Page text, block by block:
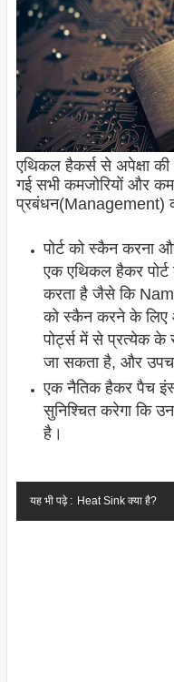
एथिकल हैकर्स से अपेक्षा की
गई सभी कमजोरियों और
प्रबंधन(Management)
पोर्ट को स्कैन करना
एक एथिकल हैकर
करता है जैसे कि
को स्कैन करने के लिए
पोर्ट्स में से प्रत्येक के
जा सकता है, और
एक नैतिक हैकर पैच
सुनिश्चित करेगा कि
है।
यह भी पढ़े : Heat Sink क्या है?